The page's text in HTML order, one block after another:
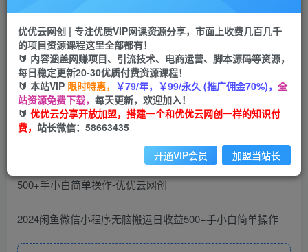
会员专属资源
会员免费
您暂无购买权限，请先开通会员
开通会员
2024闲鱼微信小程序无脑搬运日收益500+手小白简单操作
优优云网创 | 专注优质VIP网课资源分享，市面上收费几百几千
的项目资源课程这里全部都有！
🔰 内容涵盖网赚项目、引流技术、电商运营、脚本源码等资源，
每日稳定更新20-30优质付费资源课程！
🔰 本站VIP 限时特惠， ￥79/年，￥99/永久 (推广佣金70%)， 全
站资源免费下载， 每天更新，欢迎加入！
🔰 优优云分享开放加盟，搭建一个和优优云网创一样的知识付
费， 站长微信：58663435
开通VIP会员 加盟当站长